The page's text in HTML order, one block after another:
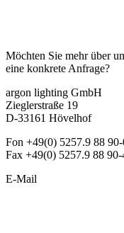
Möchten Sie mehr über
eine konkrete Anfrage?
argon lighting GmbH
Zieglerstraße 19
D-33161 Hövelhof
Fon +49(0) 5257.9 88
Fax +49(0) 5257.9 88 90-
E-Mail